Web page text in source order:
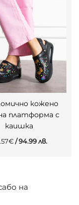
кожено
платформа с
каишка
€/ 94.99 лв.
на